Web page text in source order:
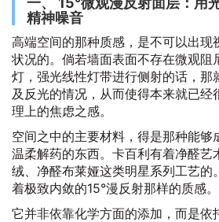
精神噪音
高端空间的那种质感，是不可以出现
状况的。倘若墙面表面不存在微观阻
灯，强光线性灯带进行侧射的话，那
及反光的情况，从而使得本来就已经
理上的焦虑之感。
空间之中的主要材料，得是那种能够
温柔解药的东西。卡百利有着净醛艺
绒、净醛布莱娅这类明星系列工艺的
着极致内敛的15°漫反射那样的质感。
它并非依靠化学方面的添加，而是依